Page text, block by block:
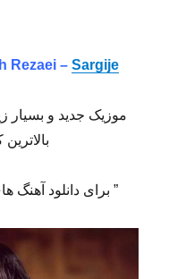
Rezaei – Sargije
موزیک جدید و بسیار
” برای دانلود آهنگ